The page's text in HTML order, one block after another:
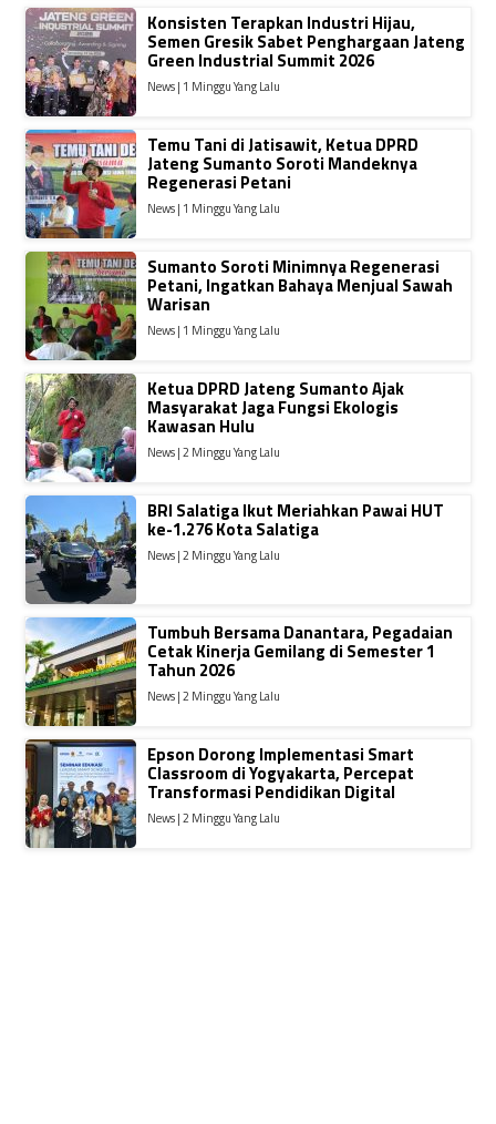
Konsisten Terapkan Industri Hijau,
Semen Gresik Sabet Penghargaan Jateng
Green Industrial Summit 2026
News | 1 Minggu Yang Lalu
Temu Tani di Jatisawit, Ketua DPRD
Jateng Sumanto Soroti Mandeknya
Regenerasi Petani
News | 1 Minggu Yang Lalu
Sumanto Soroti Minimnya Regenerasi
Petani, Ingatkan Bahaya Menjual Sawah
Warisan
News | 1 Minggu Yang Lalu
Ketua DPRD Jateng Sumanto Ajak
Masyarakat Jaga Fungsi Ekologis
Kawasan Hulu
News | 2 Minggu Yang Lalu
BRI Salatiga Ikut Meriahkan Pawai HUT
ke-1.276 Kota Salatiga
News | 2 Minggu Yang Lalu
Tumbuh Bersama Danantara, Pegadaian
Cetak Kinerja Gemilang di Semester 1
Tahun 2026
News | 2 Minggu Yang Lalu
Epson Dorong Implementasi Smart
Classroom di Yogyakarta, Percepat
Transformasi Pendidikan Digital
News | 2 Minggu Yang Lalu